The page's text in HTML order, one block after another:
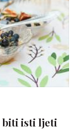
biti isti ljeti